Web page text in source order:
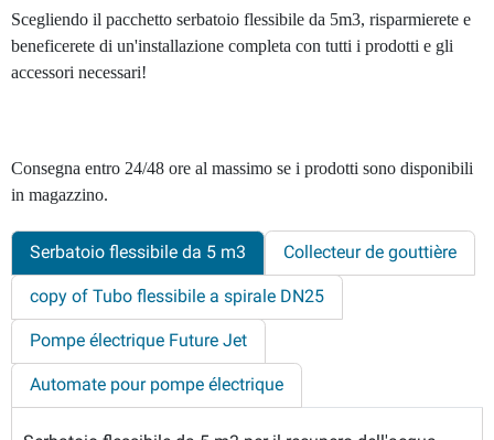
Scegliendo il pacchetto serbatoio flessibile da 5m3, risparmierete e
beneficerete di un'installazione completa con tutti i prodotti e gli
accessori necessari!
Consegna entro 24/48 ore al massimo se i prodotti sono disponibili
in magazzino.
Serbatoio flessibile da 5 m3 Collecteur de gouttière
copy of Tubo flessibile a spirale DN25
Pompe électrique Future Jet
Automate pour pompe électrique